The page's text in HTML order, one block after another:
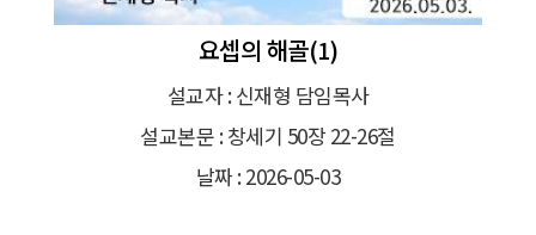
요셉의 해골(1)
설교자 : 신재형 담임목사
설교본문 : 창세기 50장 22-26절
날짜 : 2026-05-03